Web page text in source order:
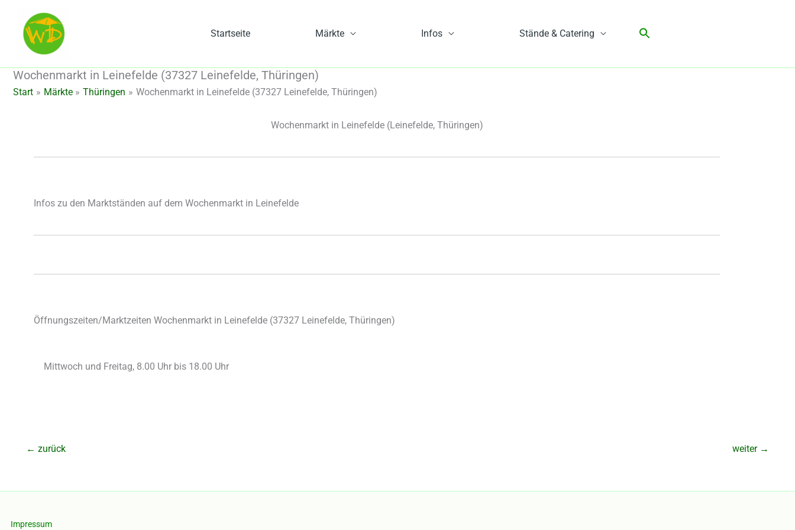
springen
Startseite Märkte Infos Stände & Catering
Wochenmarkt in Leinefelde (37327 Leinefelde, Thüringen)
Start Märkte Thüringen Wochenmarkt in Leinefelde (37327 Leinefelde, Thüringen)
Wochenmarkt in Leinefelde(Leinefelde, Thüringen)
Infos zu den Marktständen auf dem Wochenmarkt in Leinefelde
Öffnungszeiten/Marktzeiten Wochenmarkt in Leinefelde (37327 Leinefelde, Thüringen)
Mittwoch und Freitag, 8.00 Uhr bis 18.00 Uhr
← zurück weiter →
Impressum